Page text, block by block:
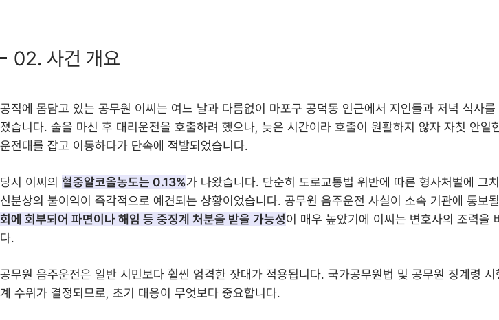
02. 사건 개요
공직에 몸담고 있는 공무원 이씨는 여느 날과 다름없이 마포구 공덕동 인근에서 지인들과 저녁 식사
졌습니다. 술을 마신 후 대리운전을 호출하려 했으나, 늦은 시간이라 호출이 원활하지 않자 자칫 안일
운전대를 잡고 이동하다가 단속에 적발되었습니다.
당시 이씨의 혈중알코올농도는 0.13%가 나왔습니다. 단순히 도로교통법 위반에 따른 형사처벌에 그
신분상의 불이익이 즉각적으로 예견되는 상황이었습니다. 공무원 음주운전 사실이 소속 기관에 통보
회에 회부되어 파면이나 해임 등 중징계 처분을 받을 가능성이 매우 높았기에 이씨는 변호사의 조력을
다.
공무원 음주운전은 일반 시민보다 훨씬 엄격한 잣대가 적용됩니다. 국가공무원법 및 공무원 징계령 시
계 수위가 결정되므로, 초기 대응이 무엇보다 중요합니다.